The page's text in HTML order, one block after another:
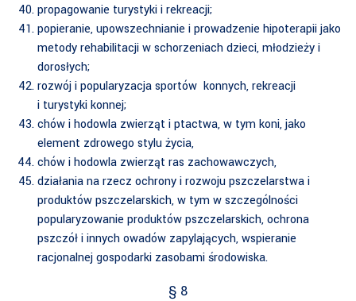
propagowanie turystyki i rekreacji;
popieranie, upowszechnianie i prowadzenie hipoterapii jako
metody rehabilitacji w schorzeniach dzieci, młodzieży i
dorosłych;
rozwój i popularyzacja sportów konnych, rekreacji
i turystyki konnej;
chów i hodowla zwierząt i ptactwa, w tym koni, jako
element zdrowego stylu życia,
chów i hodowla zwierząt ras zachowawczych,
działania na rzecz ochrony i rozwoju pszczelarstwa i
produktów pszczelarskich, w tym w szczególności
popularyzowanie produktów pszczelarskich, ochrona
pszczół i innych owadów zapylających, wspieranie
racjonalnej gospodarki zasobami środowiska.
§ 8